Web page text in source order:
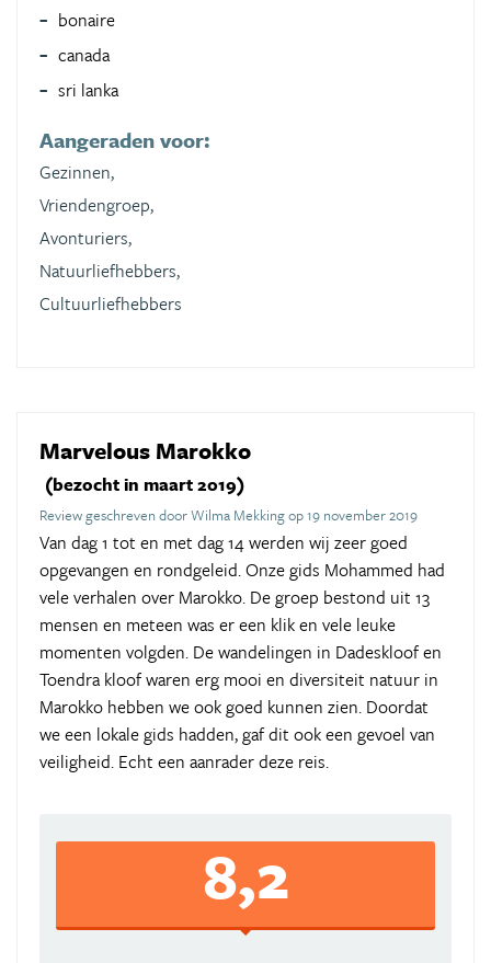
bonaire
canada
sri lanka
Aangeraden voor:
Gezinnen,
Vriendengroep,
Avonturiers,
Natuurliefhebbers,
Cultuurliefhebbers
Marvelous Marokko
(bezocht in maart 2019)
Review geschreven door Wilma Mekking op 19 november 2019
Van dag 1 tot en met dag 14 werden wij zeer goed
opgevangen en rondgeleid. Onze gids Mohammed had
vele verhalen over Marokko. De groep bestond uit 13
mensen en meteen was er een klik en vele leuke
momenten volgden. De wandelingen in Dadeskloof en
Toendra kloof waren erg mooi en diversiteit natuur in
Marokko hebben we ook goed kunnen zien. Doordat
we een lokale gids hadden, gaf dit ook een gevoel van
veiligheid. Echt een aanrader deze reis.
8,2